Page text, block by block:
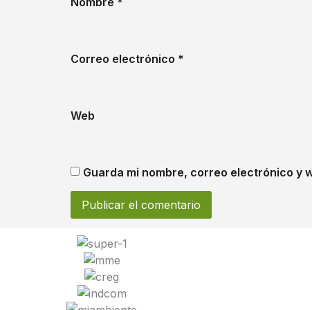
Correo electrónico *
Web
Guarda mi nombre, correo electrónico y